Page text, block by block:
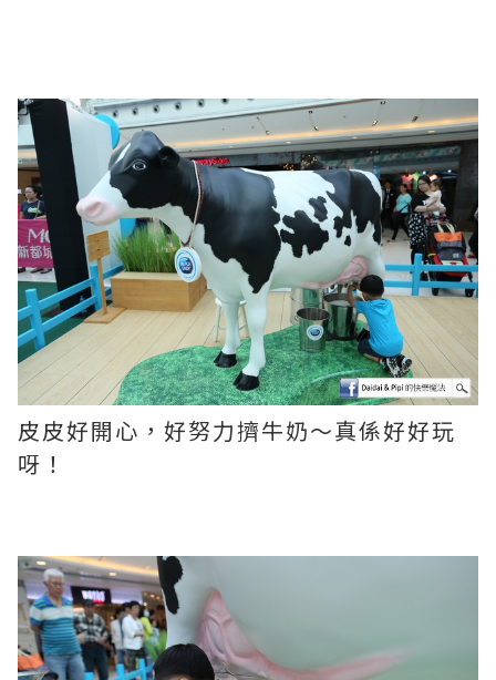
皮皮好開心，好努力擠牛奶～真係好好玩
呀！